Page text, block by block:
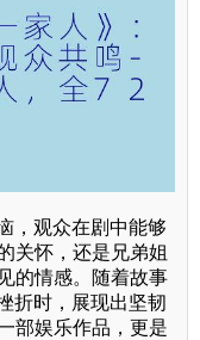
，观众在剧中能够
关怀，还是兄弟姐
的情感。随着故事
折时，展现出坚韧
部娱乐作品，更是